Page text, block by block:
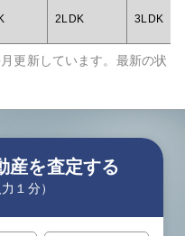
2LDK 3LDK
更新しています。最新の状
産を査定する
１分）